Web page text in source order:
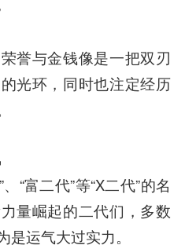
誉与金钱像是一把双刃
光环，同时也注定经历
“富二代”等“X二代”的名
量崛起的二代们，多数
运气大过实力。